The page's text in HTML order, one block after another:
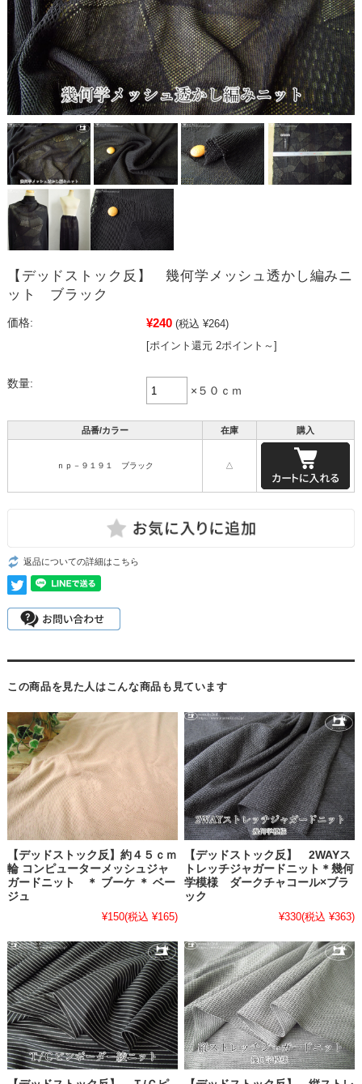
【デッドストック反】 幾何学メッシュ透かし編みニ
ット ブラック
価格: ¥240 (税込 ¥264)
[ポイント還元 2ポイント～]
数量:
×５０ｃｍ
品番/カラー 在庫 購入
ｎｐ－９１９１ ブラック △
返品についての詳細はこちら
この商品を見た人はこんな商品も見ています
【デッドストック反】約４５ｃｍ
輪 コンピューターメッシュジャ
ガードニット ＊ ブーケ ＊ ベー
ジュ
¥150(税込 ¥165)
【デッドストック反】 2WAYス
トレッチジャガードニット＊幾何
学模様 ダークチャコール×ブラ
ック
¥330(税込 ¥363)